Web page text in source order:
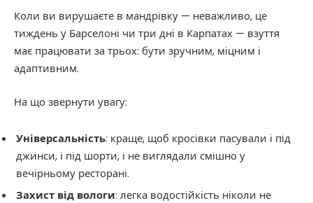
Коли ви вирушаєте в мандрівку — неважливо, це
тиждень у Барселоні чи три дні в Карпатах — взуття
має працювати за трьох: бути зручним, міцним і
адаптивним.
На що звернути увагу:
Універсальність: краще, щоб кросівки пасували і під
джинси, і під шорти, і не виглядали смішно у
вечірньому ресторані.
Захист від вологи: легка водостійкість ніколи не